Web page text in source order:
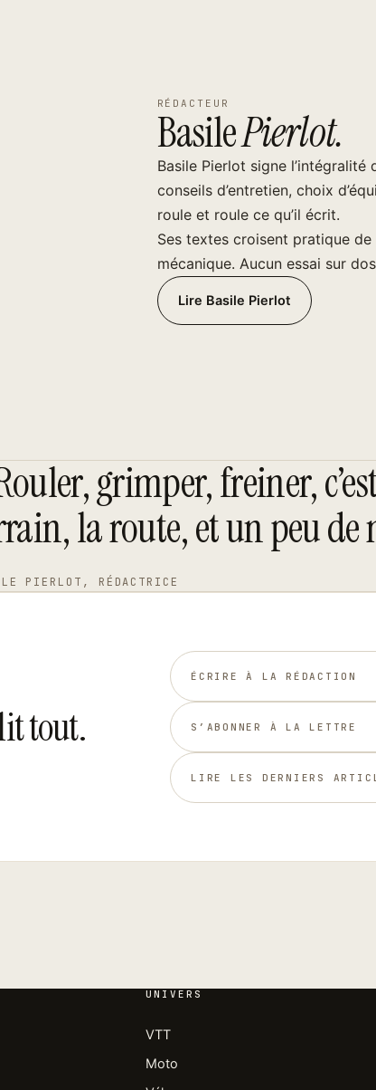
RÉDACTEUR
BasilePierlot.
Basile Pierlot signe l’intégralité
conseils d’entretien, choix
roule et roule ce qu’il écrit.
Ses textes croisent pratique
mécanique. Aucun essai sur
Lire Basile Pierlot
grimper, freiner,
la route, et un peu de
PIERLOT, RÉDACTRICE
tout.
ÉCRIRE À LA RÉDACTION
S’ABONNER À LA LETTRE
LIRE LES DERNIERS
UNIVERS
VTT
Moto